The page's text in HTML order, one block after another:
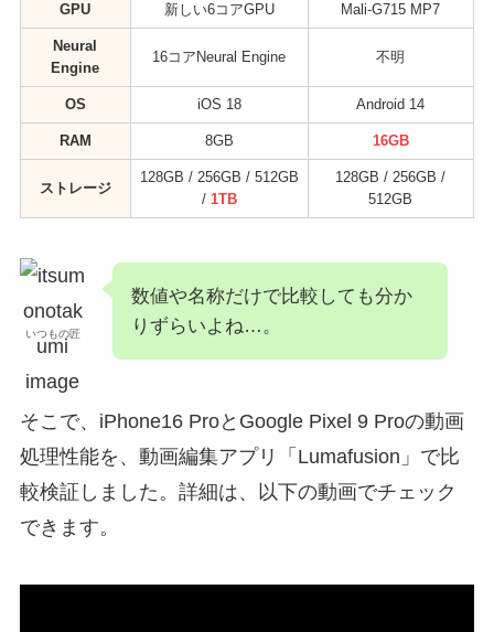
GPU 新しい6コアGPU Mali-G715 MP7
Neural
Engine
16コアNeural Engine 不明
OS iOS 18 Android 14
RAM 8GB 16GB
ストレージ
128GB / 256GB / 512GB
/1TB
128GB / 256GB /
512GB
いつもの匠
数値や名称だけで比較しても分か
りずらいよね…。
そこで、iPhone16 ProとGoogle Pixel 9 Proの動画
処理性能を、動画編集アプリ「Lumafusion」で比
較検証しました。詳細は、以下の動画でチェック
できます。